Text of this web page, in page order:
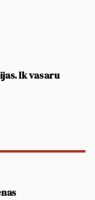
Ik vasaru